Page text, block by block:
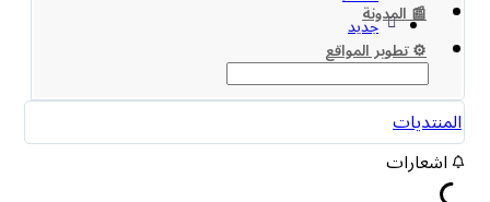
📰 المدونة
⚙️ تطوير المواقع
جديد
المنتديات
اشعارات